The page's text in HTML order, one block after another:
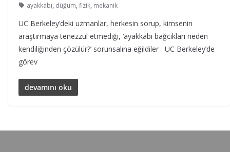
ayakkabı, düğüm, fizik, mekanik
UC Berkeley’deki uzmanlar, herkesin sorup, kimsenin
araştırmaya tenezzül etmediği, ‘ayakkabı bağcıkları neden
kendiliğinden çözülür?’ sorunsalına eğildiler UC Berkeley’de
görev
devamını oku